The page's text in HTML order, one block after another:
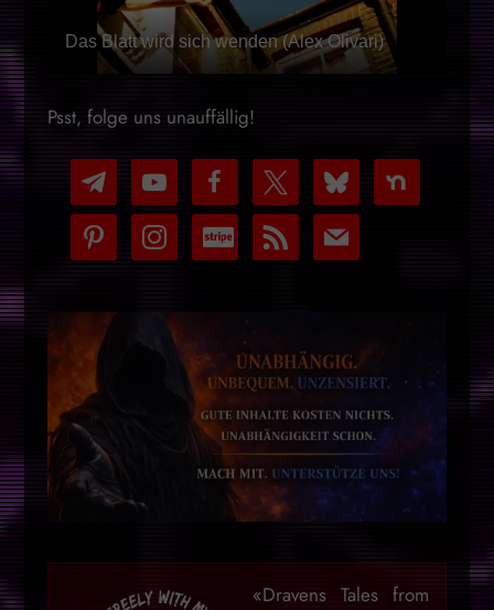
Das Blatt wird sich wenden (Alex Olivari)
Psst, folge uns unauffällig!
telegram
youtube-
play
facebook bluesky nextdoor
pinterest instagramcc-
stripe
rss mail
«Dravens Tales from